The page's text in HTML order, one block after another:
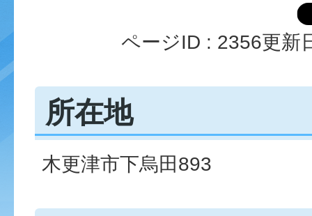
ページID : 2356更新
所在地
木更津市下烏田893